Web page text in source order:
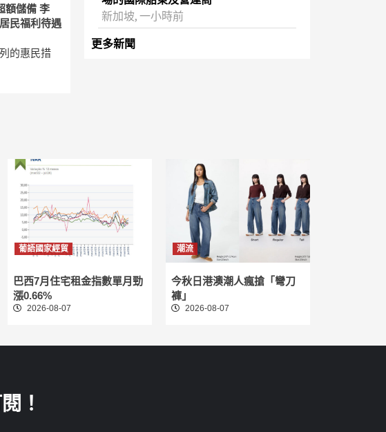
額儲備 李
民福利待遇
的惠民措
新加坡, 一小時前
更多新聞
葡語國家經貿
巴西7月住宅租金指數單月勁
漲0.66%
2026-08-07
潮流
今秋日港澳潮人瘋搶「彎刀
褲」
2026-08-07
！